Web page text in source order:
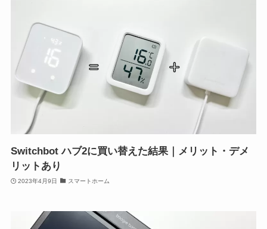
Switchbot ハブ2に買い替えた結果｜メリット・デメ
リットあり
2023年4月9日 スマートホーム